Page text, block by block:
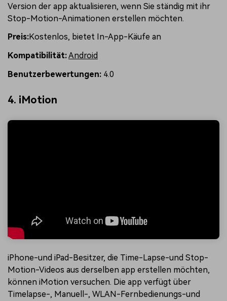
Version der app aktualisieren, wenn Sie ständig mit ihr
Stop-Motion-Animationen erstellen möchten.
Preis:Kostenlos, bietet In-App-Käufe an
Kompatibilität:Android
Benutzerbewertungen: 4.0
4. iMotion
iPhone-und iPad-Besitzer, die Time-Lapse-und Stop-
Motion-Videos aus derselben app erstellen möchten,
können iMotion versuchen. Die app verfügt über
Timelapse-, Manuell-, WLAN-Fernbedienungs-und